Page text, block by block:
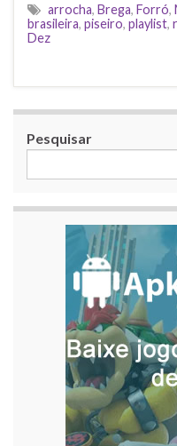
arrocha, Brega, Forró,
brasileira, piseiro, playlist,
Dez
Pesquisar